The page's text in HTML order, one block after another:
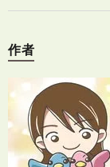
作者